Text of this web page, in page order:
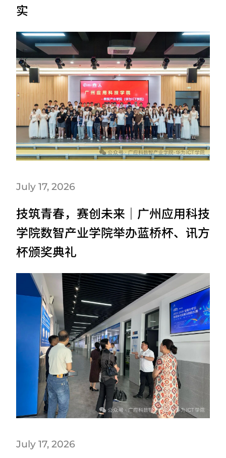
实
July 17, 2026
技筑青春，赛创未来｜广州应用科技
学院数智产业学院举办蓝桥杯、讯方
杯颁奖典礼
July 17, 2026